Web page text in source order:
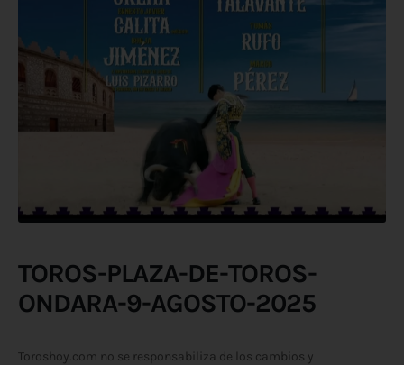
TOROS-PLAZA-DE-TOROS-
ONDARA-9-AGOSTO-2025
Toroshoy.com no se responsabiliza de los cambios y